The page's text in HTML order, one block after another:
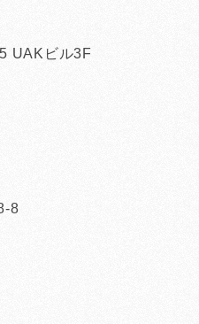
UAKビル3F
8